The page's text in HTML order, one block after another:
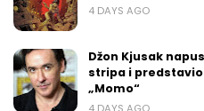
4 DAYS AGO
Džon Kjusak
stripa i
„Momo“